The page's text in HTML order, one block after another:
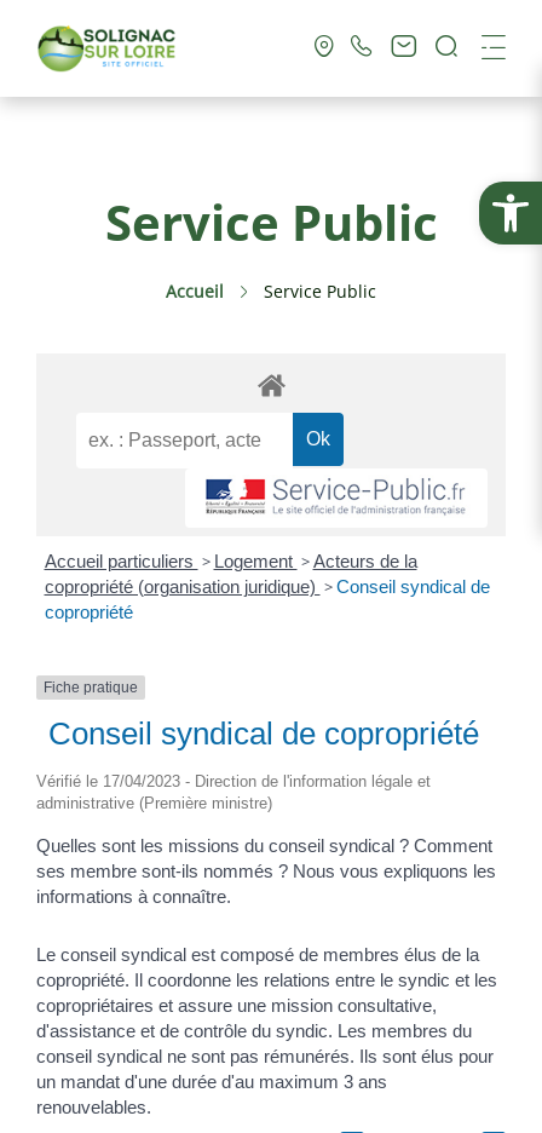
Ouvrir
Vie Pratique
Culture & Loisirs
Service Public
Service Public
Accueil Service Public
Accueil particuliers > Logement > Acteurs de la
copropriété (organisation juridique) > Conseil syndical de
copropriété
Fiche pratique
Conseil syndical de copropriété
Vérifié le 17/04/2023 - Direction de l'information légale et
administrative (Première ministre)
Quelles sont les missions du conseil syndical ? Comment
ses membre sont-ils nommés ? Nous vous expliquons les
informations à connaître.
Le conseil syndical est composé de membres élus de la
copropriété. Il coordonne les relations entre le syndic et les
copropriétaires et assure une mission consultative,
d'assistance et de contrôle du syndic. Les membres du
conseil syndical ne sont pas rémunérés. Ils sont élus pour
un mandat d'une durée d'au maximum 3 ans
renouvelables.